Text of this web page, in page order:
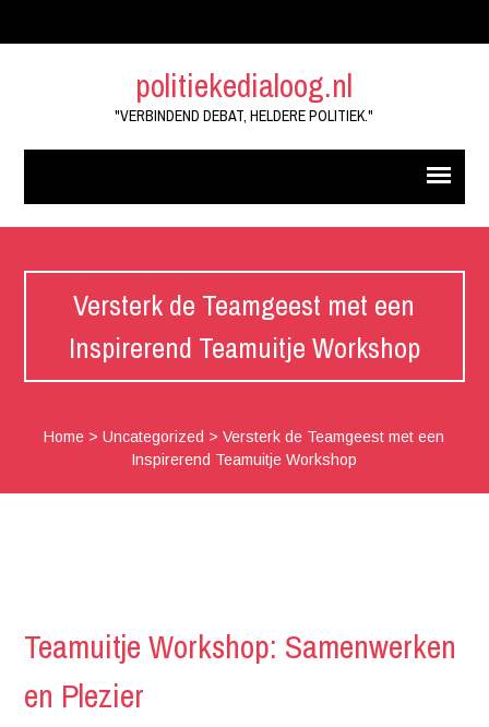
politiekedialoog.nl
"VERBINDEND DEBAT, HELDERE POLITIEK."
Versterk de Teamgeest met een
Inspirerend Teamuitje Workshop
Home >Uncategorized >Versterk de Teamgeest met een
Inspirerend Teamuitje Workshop
Teamuitje Workshop: Samenwerken
en Plezier